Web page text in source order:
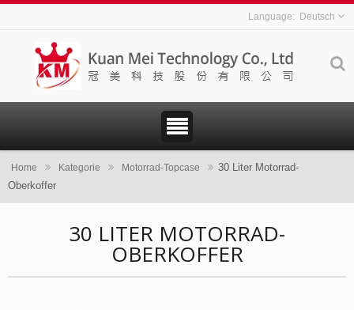
Deutsch
Home Kategorie Motorrad-Topcase
30 Liter Motorrad-
Oberkoffer
30 LITER MOTORRAD-
OBERKOFFER